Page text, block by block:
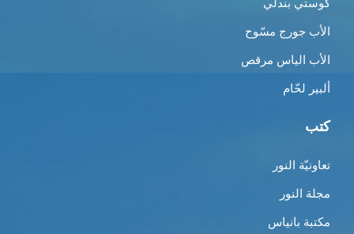
كوستي بندلي
الأب جورج مسّوح
الأب الياس مرقص
ألبير لحّام
كتب
تعاونيّة النور
مجلة النور
مكتبة بانياس